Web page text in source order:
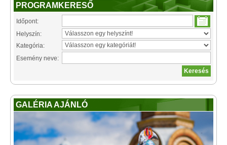
PROGRAMKERESŐ
Időpont:
Helyszín:
Kategória:
Esemény neve:
GALÉRIA AJÁNLÓ